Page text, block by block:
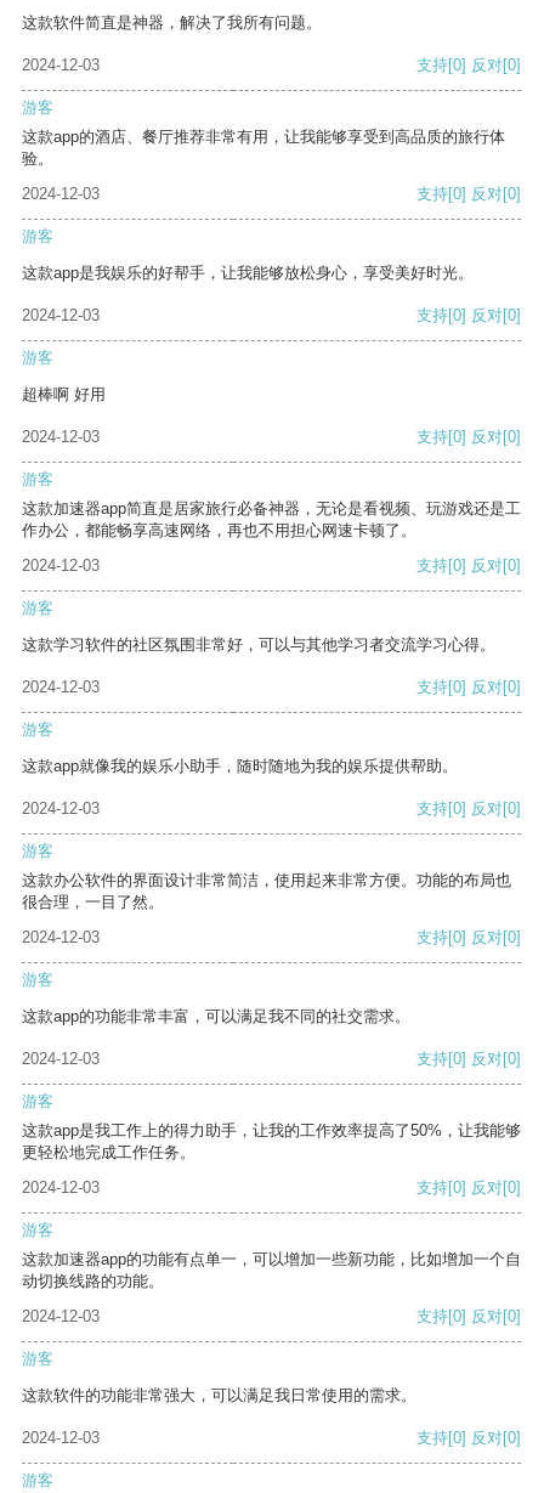
这款软件简直是神器，解决了我所有问题。
2024-12-03 支持[0] 反对[0]
游客
这款app的酒店、餐厅推荐非常有用，让我能够享受到高品质的旅行体
验。
2024-12-03
支持[0] 反对[0]
游客
这款app是我娱乐的好帮手，让我能够放松身心，享受美好时光。
2024-12-03 支持[0] 反对[0]
游客
超棒啊 好用
2024-12-03 支持[0] 反对[0]
游客
这款加速器app简直是居家旅行必备神器，无论是看视频、玩游戏还是工
作办公，都能畅享高速网络，再也不用担心网速卡顿了。
2024-12-03
支持[0] 反对[0]
游客
这款学习软件的社区氛围非常好，可以与其他学习者交流学习心得。
2024-12-03 支持[0] 反对[0]
游客
这款app就像我的娱乐小助手，随时随地为我的娱乐提供帮助。
2024-12-03 支持[0] 反对[0]
游客
这款办公软件的界面设计非常简洁，使用起来非常方便。功能的布局也
很合理，一目了然。
2024-12-03
支持[0] 反对[0]
游客
这款app的功能非常丰富，可以满足我不同的社交需求。
2024-12-03 支持[0] 反对[0]
游客
这款app是我工作上的得力助手，让我的工作效率提高了50%，让我能够
更轻松地完成工作任务。
2024-12-03
支持[0] 反对[0]
游客
这款加速器app的功能有点单一，可以增加一些新功能，比如增加一个自
动切换线路的功能。
2024-12-03
支持[0] 反对[0]
游客
这款软件的功能非常强大，可以满足我日常使用的需求。
2024-12-03 支持[0] 反对[0]
游客